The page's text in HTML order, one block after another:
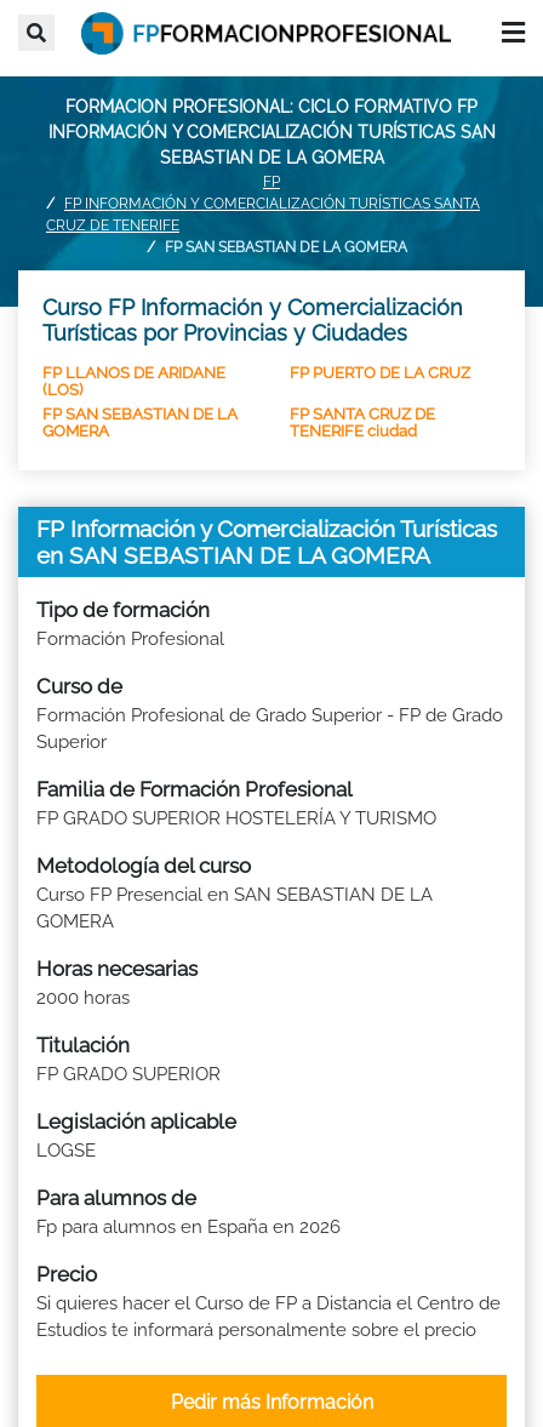
FORMACION PROFESIONAL: CICLO FORMATIVO FP
INFORMACIÓN Y COMERCIALIZACIÓN TURÍSTICAS SAN
SEBASTIAN DE LA GOMERA
FP
FP INFORMACIÓN Y COMERCIALIZACIÓN TURÍSTICAS SANTA
CRUZ DE TENERIFE
FP SAN SEBASTIAN DE LA GOMERA
Curso FP Información y Comercialización
Turísticas por Provincias y Ciudades
FP LLANOS DE ARIDANE
(LOS)
FP PUERTO DE LA CRUZ
FP SAN SEBASTIAN DE LA
GOMERA
FP SANTA CRUZ DE
TENERIFE ciudad
FP Información y Comercialización Turísticas
en SAN SEBASTIAN DE LA GOMERA
Tipo de formación
Formación Profesional
Curso de
Formación Profesional de Grado Superior - FP de Grado
Superior
Familia de Formación Profesional
FP GRADO SUPERIOR HOSTELERÍA Y TURISMO
Metodología del curso
Curso FP Presencial en SAN SEBASTIAN DE LA
GOMERA
Horas necesarias
2000 horas
Titulación
FP GRADO SUPERIOR
Legislación aplicable
LOGSE
Para alumnos de
Fp para alumnos en España en 2026
Precio
Si quieres hacer el Curso de FP a Distancia el Centro de
Estudios te informará personalmente sobre el precio
Pedir más Información